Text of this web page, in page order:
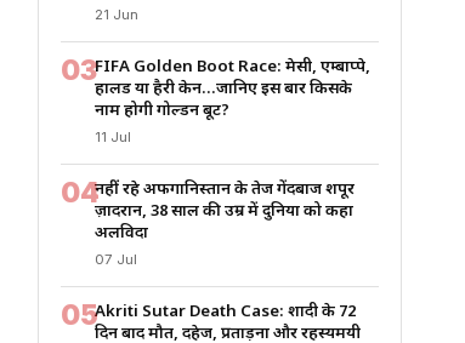
21 Jun
03FIFA Golden Boot Race: मेसी, एम्बाप्पे,
हालैंड या हैरी केन…जानिए इस बार किसके
नाम होगी गोल्डन बूट?
11 Jul
04नहीं रहे अफगानिस्तान के तेज गेंदबाज शपूर
ज़ादरान, 38 साल की उम्र में दुनिया को कहा
अलविदा
07 Jul
05Akriti Sutar Death Case: शादी के 72
दिन बाद मौत, दहेज, प्रताड़ना और रहस्यमयी